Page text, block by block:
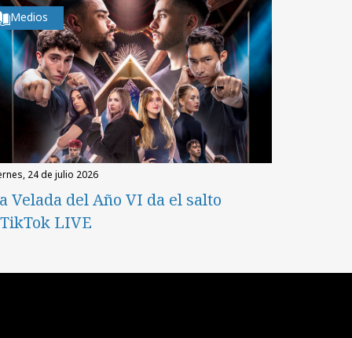
Medios
24 de julio 2026
Velada del Año VI da el salto
LIVE